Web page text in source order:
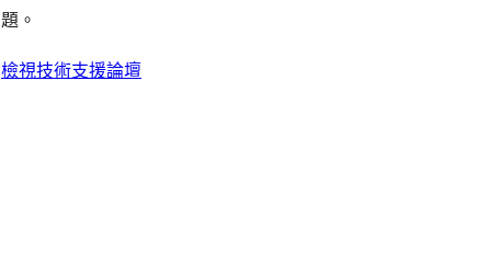
題。
檢視技術支援論壇